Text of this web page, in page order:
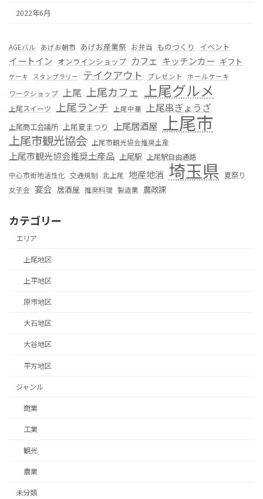
2022年6月
AGEバル あげお朝市 あげお産業祭 お弁当 ものつくり イベント
イートイン オンラインショップ カフェ キッチンカー ギフト
ケーキ スタンプラリー テイクアウト プレゼント
ホールケーキ
ワークショップ 上尾 上尾カフェ 上尾グルメ
上尾スイーツ 上尾ランチ 上尾中華 上尾串ぎょうざ
上尾商工会議所 上尾夏まつり 上尾居酒屋 上尾市
上尾市観光協会 上尾市観光協会推奨土産
上尾市観光協会推奨土産品 上尾駅 上尾駅自由通路
中心市街地活性化 交通規制 北上尾 地産地消 埼玉県 夏祭り
女子会 宴会 居酒屋 推奨料理 製造業 農政課
カテゴリー
エリア
上尾地区
上平地区
原市地区
大石地区
大谷地区
平方地区
ジャンル
商業
工業
観光
農業
未分類